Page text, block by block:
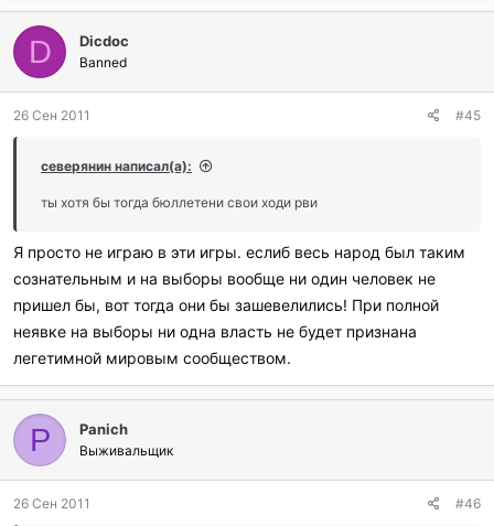
D Dicdoc
Banned
26 Сен 2011 #45
северянин написал(а):
ты хотя бы тогда бюллетени свои ходи рви
Я просто не играю в эти игры. еслиб весь народ был таким
сознательным и на выборы вообще ни один человек не
пришел бы, вот тогда они бы зашевелились! При полной
неявке на выборы ни одна власть не будет признана
легетимной мировым сообществом.
P Panich
Выживальщик
26 Сен 2011 #46